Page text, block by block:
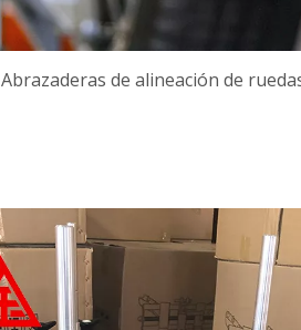
Abrazaderas de alineación de